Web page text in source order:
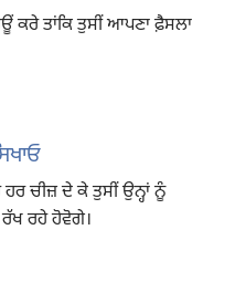
ਕਰੇ ਤਾਂਕਿ ਤੁਸੀਂ ਆਪਣਾ ਫ਼ੈਸਲਾ
ਚੀਜ਼ ਦੇ ਕੇ ਤੁਸੀਂ ਉਨ੍ਹਾਂ ਨੂੰ
ਰੱਖ ਰਹੇ ਹੋਵੋਗੇ।